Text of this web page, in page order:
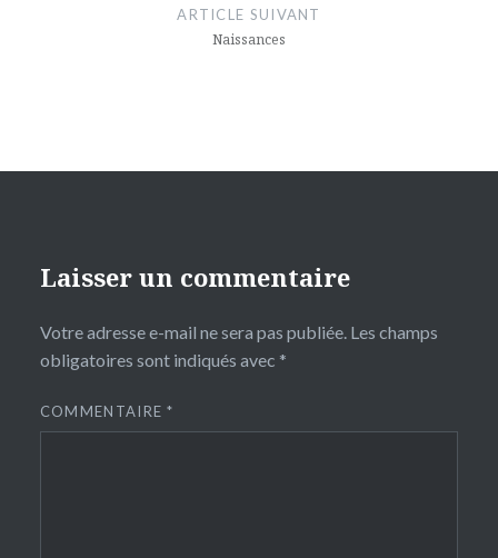
ARTICLE SUIVANT
Naissances
Laisser un commentaire
Votre adresse e-mail ne sera pas publiée. Les champs
obligatoires sont indiqués avec *
COMMENTAIRE*